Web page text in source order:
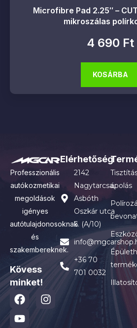
Microfibre Pad 2.25″ –
mikroszálas
4 690 Ft
KOSÁRBA
Professzionális
autókozmetikai
megoldások
igényes
autótulajdonosoknak
és
szakembereknek.
Kövess
minket!
Elérhetőség
2142
Nagytarcsa,
Asbóth
Oszkár utca
6. (A/10)
+36 70
701 0032
ápolás